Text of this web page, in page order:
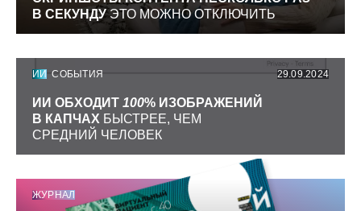
В СЕКУНДУЭТО МОЖНО ОТКЛЮЧИТЬ
ИИ СОБЫТИЯ 29.09.2024
ИИ ОБХОДИТ 100% ИЗОБРАЖЕНИЙ
В КАПЧАХ БЫСТРЕЕ, ЧЕМ
СРЕДНИЙ ЧЕЛОВЕК
ЖУРНАЛ